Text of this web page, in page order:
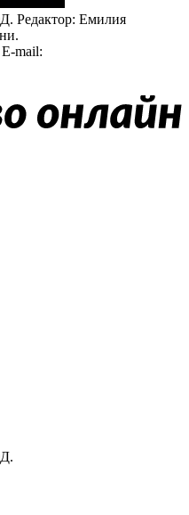
Редактор: Емилия
mail: